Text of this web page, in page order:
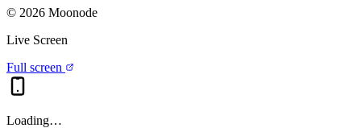
© 2026 Moonode
Live Screen
Full screen
Loading…